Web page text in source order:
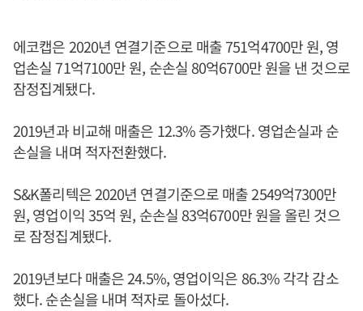
에코캡은 2020년 연결기준으로 매출 751억4700만 원, 영
업손실 71억7100만 원, 순손실 80억6700만 원을 낸 것으로
잠정집계됐다.
2019년과 비교해 매출은 12.3% 증가했다. 영업손실과 순
손실을 내며 적자전환했다.
S&K폴리텍은 2020년 연결기준으로 매출 2549억7300만
원, 영업이익 35억 원, 순손실 83억6700만 원을 올린 것으
로 잠정집계됐다.
2019년보다 매출은 24.5%, 영업이익은 86.3% 각각 감소
했다. 순손실을 내며 적자로 돌아섰다.